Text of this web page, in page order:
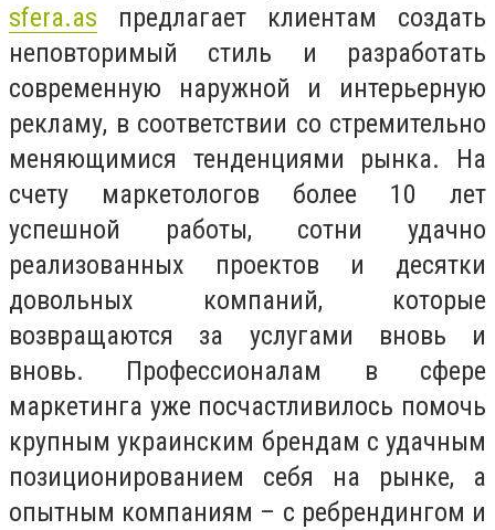
sfera.as предлагает клиентам создать
неповторимый стиль и разработать
современную наружной и интерьерную
рекламу, в соответствии со стремительно
меняющимися тенденциями рынка. На
счету маркетологов более 10 лет
успешной работы, сотни удачно
реализованных проектов и десятки
довольных компаний, которые
возвращаются за услугами вновь и
вновь. Профессионалам в сфере
маркетинга уже посчастливилось помочь
крупным украинским брендам с удачным
позиционированием себя на рынке, а
опытным компаниям – с ребрендингом и